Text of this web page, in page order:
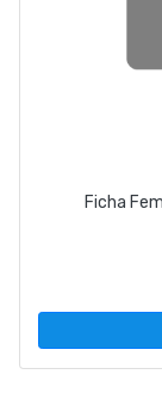
Ficha